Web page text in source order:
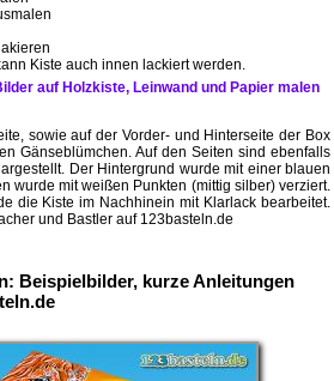
Kiste auch innen lackiert werden.
auf Holzkiste, Leinwand und Papier malen
sowie auf der Vorder- und Hinterseite der Box
Gänseblümchen. Auf den Seiten sind ebenfalls
Der Hintergrund wurde mit einer blauen
wurde mit weißen Punkten (mittig silber) verziert.
die Kiste im Nachhinein mit Klarlack bearbeitet.
und Bastler auf 123basteln.de
Beispielbilder, kurze Anleitungen